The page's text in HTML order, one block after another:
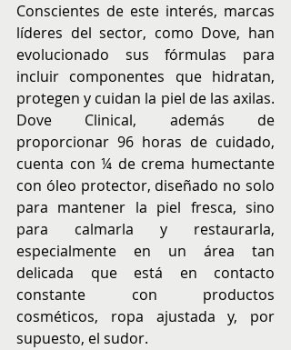
Conscientes de este interés, marcas
líderes del sector, como Dove, han
evolucionado sus fórmulas para
incluir componentes que hidratan,
protegen y cuidan la piel de las axilas.
Dove Clinical, además de
proporcionar 96 horas de cuidado,
cuenta con ¼ de crema humectante
con óleo protector, diseñado no solo
para mantener la piel fresca, sino
para calmarla y restaurarla,
especialmente en un área tan
delicada que está en contacto
constante con productos
cosméticos, ropa ajustada y, por
supuesto, el sudor.